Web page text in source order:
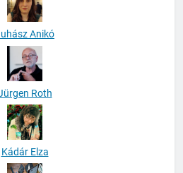
Juhász Anikó
Jürgen Roth
Kádár Elza